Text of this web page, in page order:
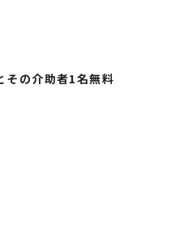
その介助者1名無料